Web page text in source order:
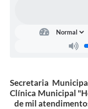
Secretaria
Clínica Municipal
de mil